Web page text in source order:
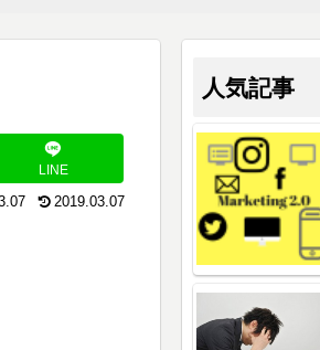
LINE
2019.03.07
人気記事